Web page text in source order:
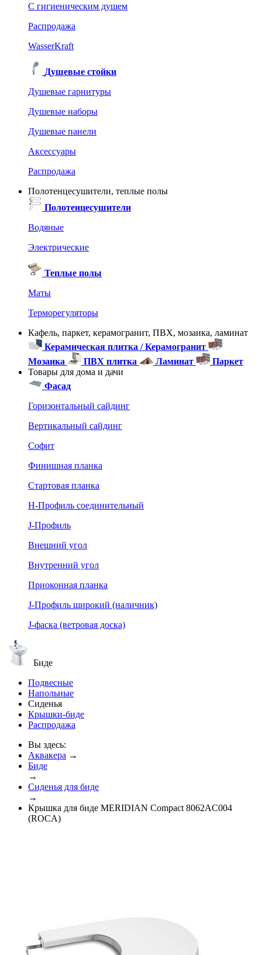
C гигиеническим душем
Распродажа
WasserKraft
Душевые стойки
Душевые гарнитуры
Душевые наборы
Душевые панели
Аксессуары
Распродажа
Полотенцесушители, теплые полы
Полотенцесушители
Водяные
Электрические
Теплые полы
Маты
Терморегуляторы
Кафель, паркет, керамогранит, ПВХ, мозаика, ламинат
Керамическая плитка / Керамогранит
Мозаика
ПВХ плитка Ламинат
Паркет
Товары для дома и дачи
Фасад
Горизонтальный сайдинг
Вертикальный сайдинг
Софит
Финишная планка
Стартовая планка
Н-Профиль соединительный
J-Профиль
Внешний угол
Внутренний угол
Приоконная планка
J-Профиль широкий (наличник)
J-фаска (ветровая доска)
Биде
Подвесные
Напольные
Сиденья
Крышки-биде
Распродажа
Вы здесь:
Аквакера →
Биде
→
Сиденья для биде
→
Крышка для биде MERIDIAN Compact 8062AC004
(ROCA)